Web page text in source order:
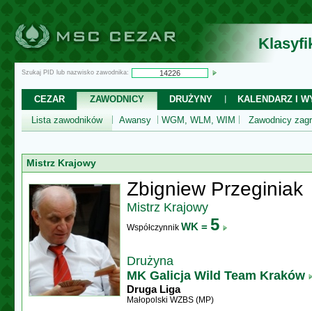
Szukaj PID lub nazwisko zawodnika:
CEZAR ZAWODNICY DRUŻYNY
KALENDARZ I
Lista zawodników
Awansy WGM, WLM, WIM Zawodnicy
Mistrz Krajowy
Zbigniew Przeginiak
Mistrz Krajowy
Współczynnik WK = 5
Drużyna
MK Galicja Wild Team Kraków
Druga Liga
Małopolski WZBS (MP)